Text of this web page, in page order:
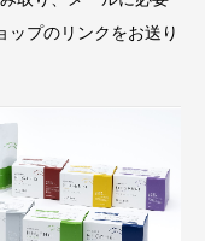
プのリンクをお送り